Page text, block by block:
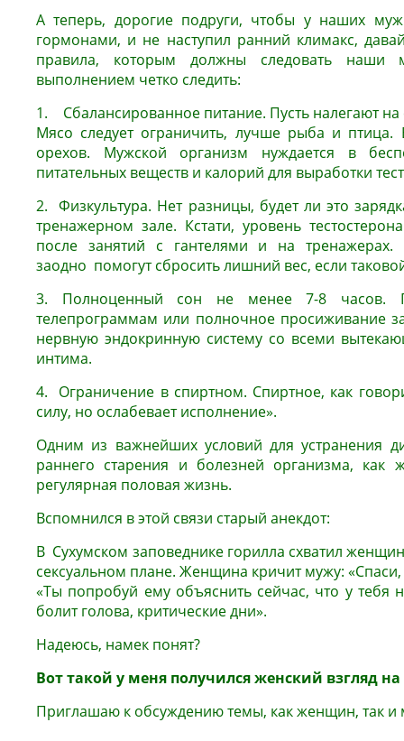
А теперь, дорогие подруги, чтобы у наших
гормонами, и не наступил ранний климакс,
правила, которым должны следовать
выполнением четко следить:
1. Сбалансированное питание. Пусть налегают на
Мясо следует ограничить, лучше рыба и птица.
орехов. Мужской организм нуждается в
питательных веществ и калорий для выработки
2. Физкультура. Нет разницы, будет ли это
тренажерном зале. Кстати, уровень
после занятий с гантелями и на тренажерах.
заодно помогут сбросить лишний вес, если
3. Полноценный сон не менее 7-8 часов.
телепрограммам или полночное просиживание
нервную эндокринную систему со всеми
интима.
4. Ограничение в спиртном. Спиртное, как
силу, но ослабевает исполнение».
Одним из важнейших условий для устранения
раннего старения и болезней организма,
регулярная половая жизнь.
Вспомнился в этой связи старый
В Сухумском заповеднике горилла схватил
сексуальном плане. Женщина кричит мужу:
«Ты попробуй ему объяснить сейчас, что у тебя
болит голова, критические дни».
Надеюсь, намек понят?
Вот такой у меня получился женский взгляд на
Приглашаю к обсуждению темы, как женщин, так и